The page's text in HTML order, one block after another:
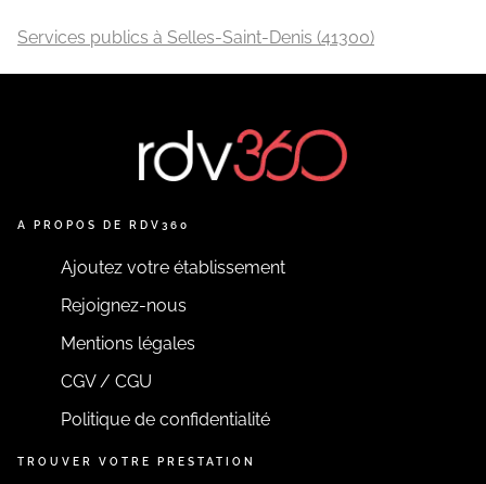
Services publics à Selles-Saint-Denis (41300)
A PROPOS DE RDV360
Ajoutez votre établissement
Rejoignez-nous
Mentions légales
CGV / CGU
Politique de confidentialité
TROUVER VOTRE PRESTATION